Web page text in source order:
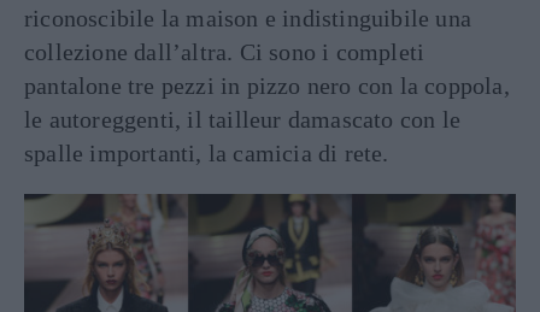
riconoscibile la maison e indistinguibile una
collezione dall’altra. Ci sono i completi
pantalone tre pezzi in pizzo nero con la coppola,
le autoreggenti, il tailleur damascato con le
spalle importanti, la camicia di rete.